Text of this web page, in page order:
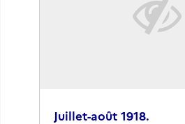
Juillet-août 1918.